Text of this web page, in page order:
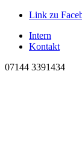
Link zu
Intern
Kontakt
07144 3391434